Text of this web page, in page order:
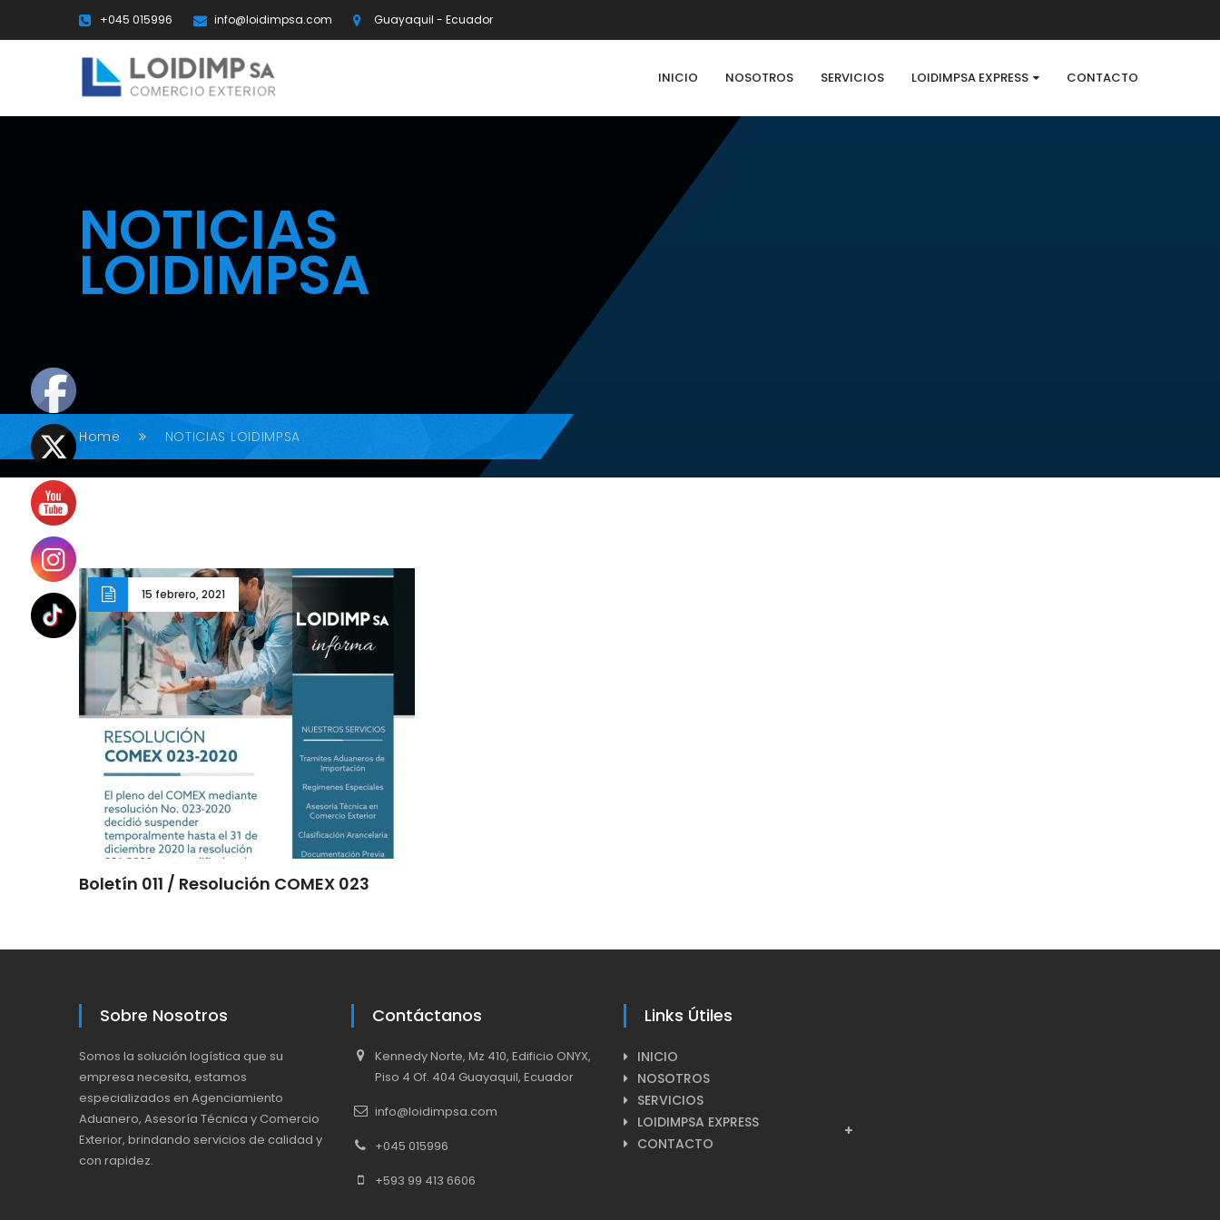
+045 015996 info@loidimpsa.com Guayaquil - Ecuador
INICIO NOSOTROS SERVICIOS LOIDIMPSA EXPRESS CONTACTO
NOTICIAS
LOIDIMPSA
Home NOTICIAS LOIDIMPSA
15 febrero, 2021
Boletín 011 / Resolución COMEX 023
Sobre Nosotros
Somos la solución logística que su
empresa necesita, estamos
especializados en Agenciamiento
Aduanero, Asesoría Técnica y Comercio
Exterior, brindando servicios de calidad y
con rapidez.
Contáctanos
Kennedy Norte, Mz 410, Edificio ONYX,
Piso 4 Of. 404 Guayaquil, Ecuador
info@loidimpsa.com
+045 015996
+593 99 413 6606
Links Útiles
INICIO
NOSOTROS
SERVICIOS
LOIDIMPSA EXPRESS
CONTACTO